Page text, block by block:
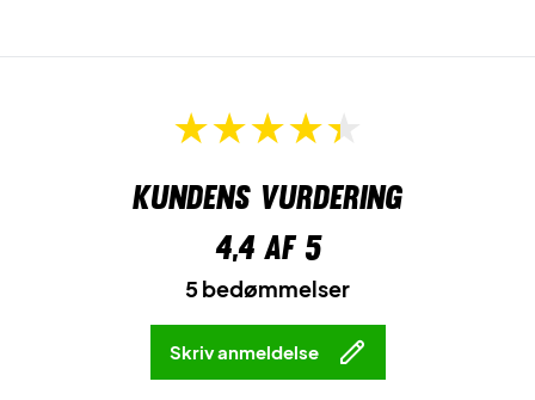
Kundens vurdering
4,4af 5
5 bedømmelser
Skriv anmeldelse